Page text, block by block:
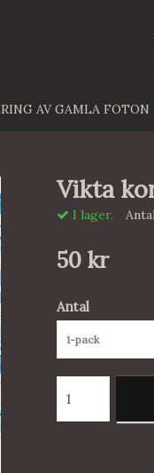
Vikta
I lager.
50 kr
Antal
1-pack
AV GAMLA FOTON